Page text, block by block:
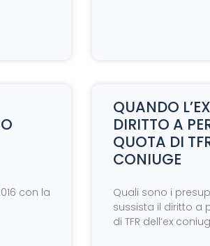
con la
QUANDO
DIRITTO A
QUOTA DI
CONIUGE
Quali sono i
sussista il diritto a
di TFR dell’ex